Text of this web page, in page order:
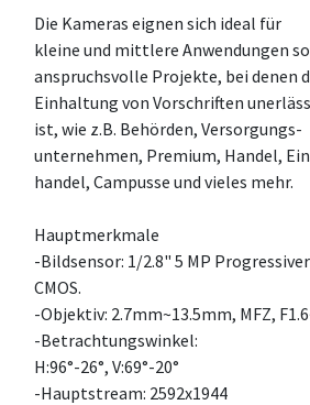
Die Kameras eignen sich ideal für
kleine und mittlere Anwendungen
anspruchsvolle Projekte, bei denen
Einhaltung von Vorschriften
ist, wie z.B. Behörden, Versorgungs-
unternehmen, Premium, Handel,
handel, Campusse und vieles mehr.
Hauptmerkmale
-Bildsensor: 1/2.8" 5 MP Progressiver
CMOS.
-Objektiv: 2.7mm~13.5mm, MFZ,
-Betrachtungswinkel:
H:96°-26°, V:69°-20°
-Hauptstream: 2592x1944